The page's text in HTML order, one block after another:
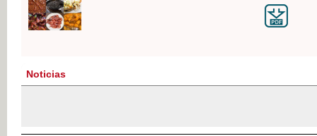
Noticias